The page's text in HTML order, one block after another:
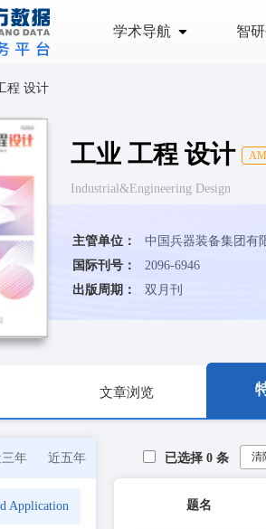
学术导航 智
程 设计
工业 工程 设计
Industrial&Engineering Design
主管单位：
中国兵器装备集团有
国际刊号：
2096-6946
出版周期：
双月刊
文章浏览
年 近五年
Application
已选择 0 条 清
题名